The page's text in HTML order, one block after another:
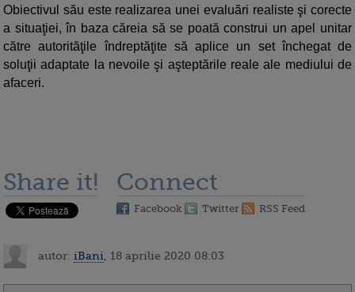
Obiectivul său este realizarea unei evaluări realiste şi corecte
a situaţiei, în baza căreia să se poată construi un apel unitar
către autorităţile îndreptăţite să aplice un set închegat de
soluţii adaptate la nevoile şi aşteptările reale ale mediului de
afaceri.
Share it! Connect
Facebook Twitter RSS Feed
autor: iBani , 18 aprilie 2020 08:03